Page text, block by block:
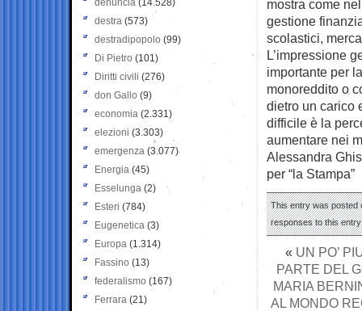
mostra come
gestione
scolastici,
L’impressione
importante per
monoreddito o
dietro un carico
difficile è la
aumentare nei
Alessandra
per “la Stampa”
This entry was posted
responses to this
« UN PO’
PARTE DEL
MARIA
AL MONDO
denuncia (14.528)
destra (573)
destradipopolo (99)
Di Pietro (101)
Diritti civili (276)
don Gallo (9)
economia (2.331)
elezioni (3.303)
emergenza (3.077)
Energia (45)
Esselunga (2)
Esteri (784)
Eugenetica (3)
Europa (1.314)
Fassino (13)
federalismo (167)
Ferrara (21)